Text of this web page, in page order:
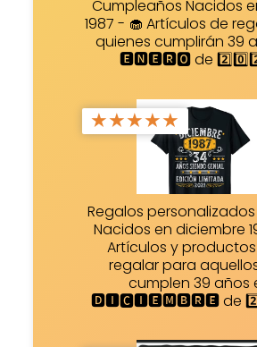
Cumpleaños Nacidos
1987 - 🧁 Artículos de
quienes cumplirán 39
🅴🅽🅴🆁🅾 de
★★★★★
Regalos
Nacidos en diciembre
Artículos y
regalar para
cumplen 39 años
🅳🅸🅲🅸🅴🅼🅱🆁🅴 de